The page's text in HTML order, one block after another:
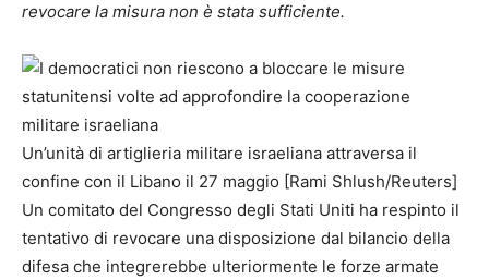
revocare la misura non è stata sufficiente.
Un’unità di artiglieria militare israeliana attraversa il
confine con il Libano il 27 maggio [Rami Shlush/Reuters]
Un comitato del Congresso degli Stati Uniti ha respinto il
tentativo di revocare una disposizione dal bilancio della
difesa che integrerebbe ulteriormente le forze armate